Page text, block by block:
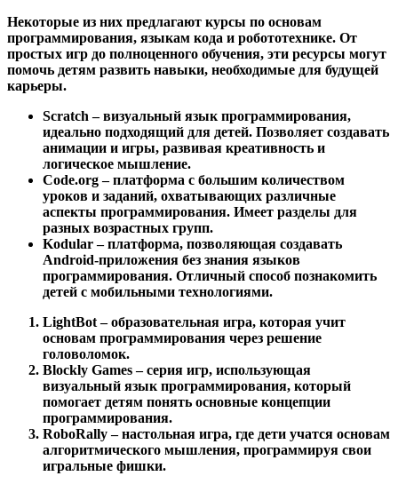
Некоторые из них предлагают курсы по основам
программирования, языкам кода и робототехнике. От
простых игр до полноценного обучения, эти ресурсы могут
помочь детям развить навыки, необходимые для будущей
карьеры.
Scratch – визуальный язык программирования,
идеально подходящий для детей. Позволяет создавать
анимации и игры, развивая креативность и
логическое мышление.
Code.org– платформа с большим количеством
уроков и заданий, охватывающих различные
аспекты программирования. Имеет разделы для
разных возрастных групп.
Kodular– платформа, позволяющая создавать
Android-приложения без знания языков
программирования. Отличный способ познакомить
детей с мобильными технологиями.
LightBot– образовательная игра, которая учит
основам программирования через решение
головоломок.
Blockly Games– серия игр, использующая
визуальный язык программирования, который
помогает детям понять основные концепции
программирования.
RoboRally– настольная игра, где дети учатся основам
алгоритмического мышления, программируя свои
игральные фишки.